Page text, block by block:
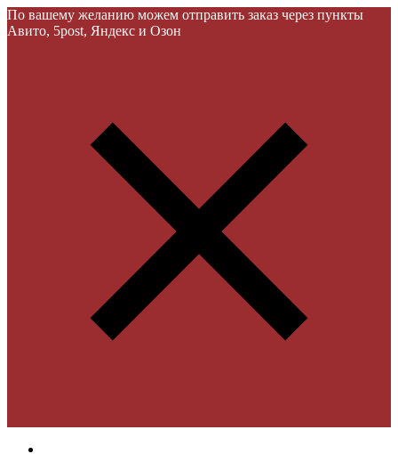
По вашему желанию можем отправить заказ через пункты
Авито, 5post, Яндекс и Озон